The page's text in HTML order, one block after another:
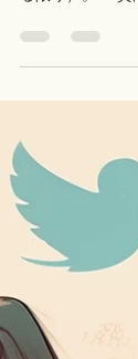
順大 古川
高校教科
現代９（
受験生・学生の
ームに質問を送
る限り）。 →質
ますか。 解答例
争によって、日
とを説明できる